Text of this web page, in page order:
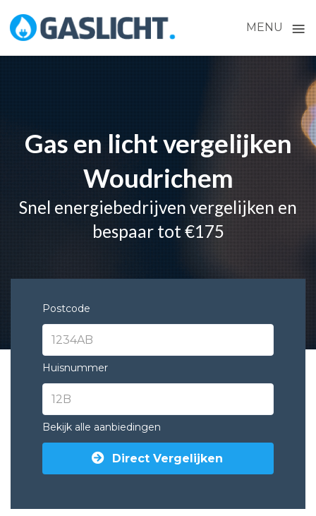
MENU ≡
Skip
to
content
Gas en licht vergelijken
Woudrichem
Snel energiebedrijven vergelijken en
bespaar tot €175
Postcode
Huisnummer
Bekijk alle aanbiedingen
Direct Vergelijken